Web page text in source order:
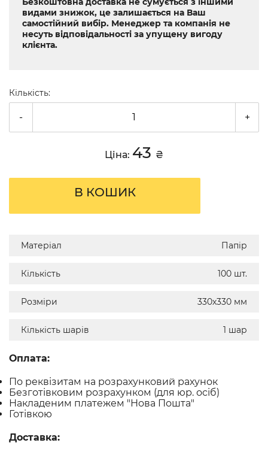
видами знижок, це залишається на Ваш
самостійний вибір. Менеджер та компанія не
несуть відповідальності за упущену вигоду
клієнта.
Кількість:
- +
Ціна: 43 ₴
В КОШИК
Матеріал Папір
Кількість 100 шт.
Розміри 330х330 мм
Кількість шарів 1 шар
Оплата:
По реквізитам на розрахунковий рахунок
Безготівковим розрахунком (для юр. осіб)
Накладеним платежем "Нова Пошта"
Готівкою
Доставка: